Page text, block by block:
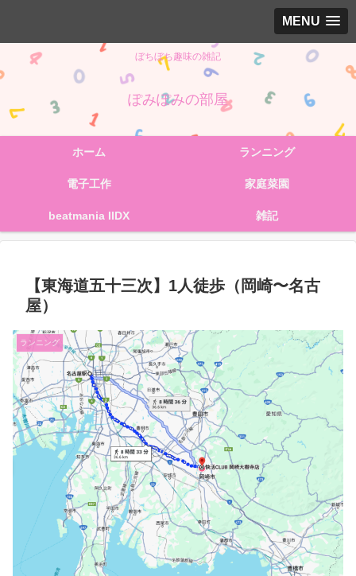
MENU
ぼちぼち趣味の雑記
ぽみぽみの部屋
ホーム ランニング
電子工作 家庭菜園
beatmania IIDX 雑記
【東海道五十三次】1人徒歩（岡崎〜名古
屋）
ランニング